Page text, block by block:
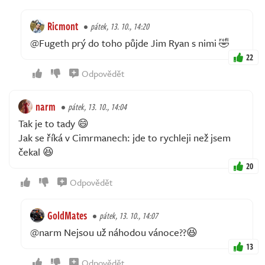
Ricmont pátek, 13. 10., 14:20
@Fugeth prý do toho půjde Jim Ryan s nimi 🤣
22
Odpovědět
narm pátek, 13. 10., 14:04
Tak je to tady 😄
Jak se říká v Cimrmanech: jde to rychleji než jsem
čekal 😆
20
Odpovědět
GoldMates pátek, 13. 10., 14:07
@narm Nejsou už náhodou vánoce??😆
13